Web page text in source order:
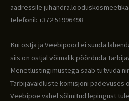
aadressile
telefonil: +372 51996498
Kui ostja ja Veebipood ei suuda
siis on ostjal võimalik pöörduda
Menetlustingimustega saab tutvuda
Tarbijavaidluste komisjoni pädevuses
Veebipoe vahel sõlmitud lepingust